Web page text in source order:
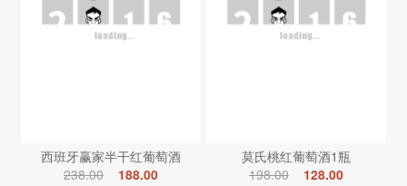
西班牙赢家半干红葡萄酒
238.00
188.00
莫氏桃红葡萄酒1瓶
198.00
128.00